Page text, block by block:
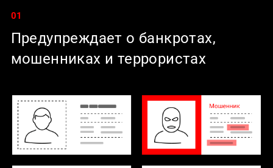
01
Предупреждает о банкротах,
мошенниках и террористах